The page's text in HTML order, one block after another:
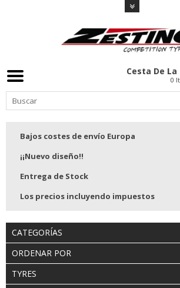
Cesta De La
0
Bajos costes de envío Europa
¡¡Nuevo diseño!!
Entrega de Stock
Los precios incluyendo impuestos
CATEGORÍAS
ORDENAR POR
TYRES